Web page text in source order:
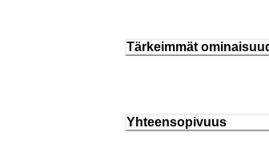
Tärkeimmät
Yhteensopivuus